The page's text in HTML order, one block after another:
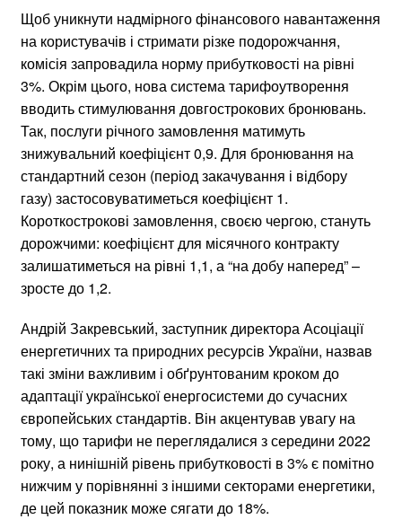
Щоб уникнути надмірного фінансового навантаження
на користувачів і стримати різке подорожчання,
комісія запровадила норму прибутковості на рівні
3%. Окрім цього, нова система тарифоутворення
вводить стимулювання довгострокових бронювань.
Так, послуги річного замовлення матимуть
знижувальний коефіцієнт 0,9. Для бронювання на
стандартний сезон (період закачування і відбору
газу) застосовуватиметься коефіцієнт 1.
Короткострокові замовлення, своєю чергою, стануть
дорожчими: коефіцієнт для місячного контракту
залишатиметься на рівні 1,1, а “на добу наперед” –
зросте до 1,2.
Андрій Закревський, заступник директора Асоціації
енергетичних та природних ресурсів України, назвав
такі зміни важливим і обґрунтованим кроком до
адаптації української енергосистеми до сучасних
європейських стандартів. Він акцентував увагу на
тому, що тарифи не переглядалися з середини 2022
року, а нинішній рівень прибутковості в 3% є помітно
нижчим у порівнянні з іншими секторами енергетики,
де цей показник може сягати до 18%.